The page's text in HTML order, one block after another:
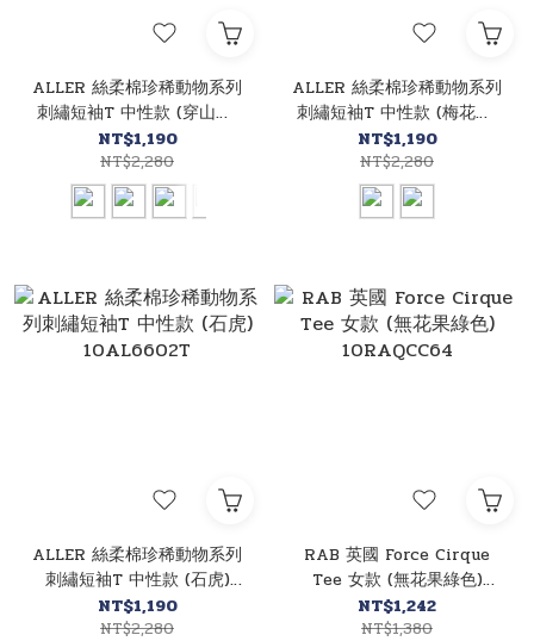
ALLER 絲柔棉珍稀動物系列
刺繡短袖T 中性款 (穿山甲)
10AL6602T
NT$1,190
NT$2,280
ALLER 絲柔棉珍稀動物系列
刺繡短袖T 中性款 (梅花鹿)
10AL6602T
NT$1,190
NT$2,280
ALLER 絲柔棉珍稀動物系列
刺繡短袖T 中性款 (石虎)
10AL6602T
NT$1,190
NT$2,280
RAB 英國 Force Cirque
Tee 女款 (無花果綠色)
10RAQCC64
NT$1,242
NT$1,380